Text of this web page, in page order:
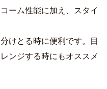
ーム性能に加え、スタイ
けとる時に便利です。目
ンジする時にもオススメ